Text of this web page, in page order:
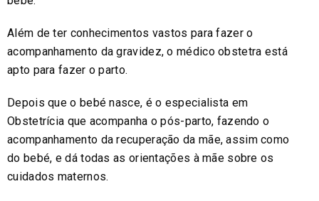
Além de ter conhecimentos vastos para fazer o
acompanhamento da gravidez, o médico obstetra está
apto para fazer o parto.
Depois que o bebé nasce, é o especialista em
Obstetrícia que acompanha o pós-parto, fazendo o
acompanhamento da recuperação da mãe, assim como
do bebé, e dá todas as orientações à mãe sobre os
cuidados maternos.